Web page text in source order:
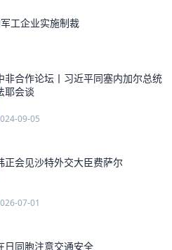
工企业实施制裁
非合作论坛丨习近平同塞内加尔总统
耶会谈
09-05
正会见沙特外交大臣费萨尔
07-01
日同胞注意交通安全